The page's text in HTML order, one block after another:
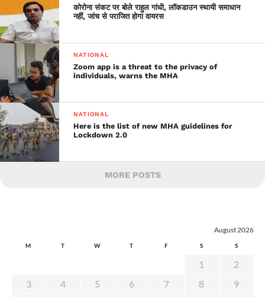
कोरोना संकट पर बोले राहुल गांधी, लॉकडाउन स्थायी समाधान
नहीं, जांच से पराजित होगा वायरस
NATIONAL
Zoom app is a threat to the privacy of
individuals, warns the MHA
NATIONAL
Here is the list of new MHA guidelines for
Lockdown 2.0
MORE POSTS
August 2026
M T W T F S S
1
2
3
4 5 6 7 8 9